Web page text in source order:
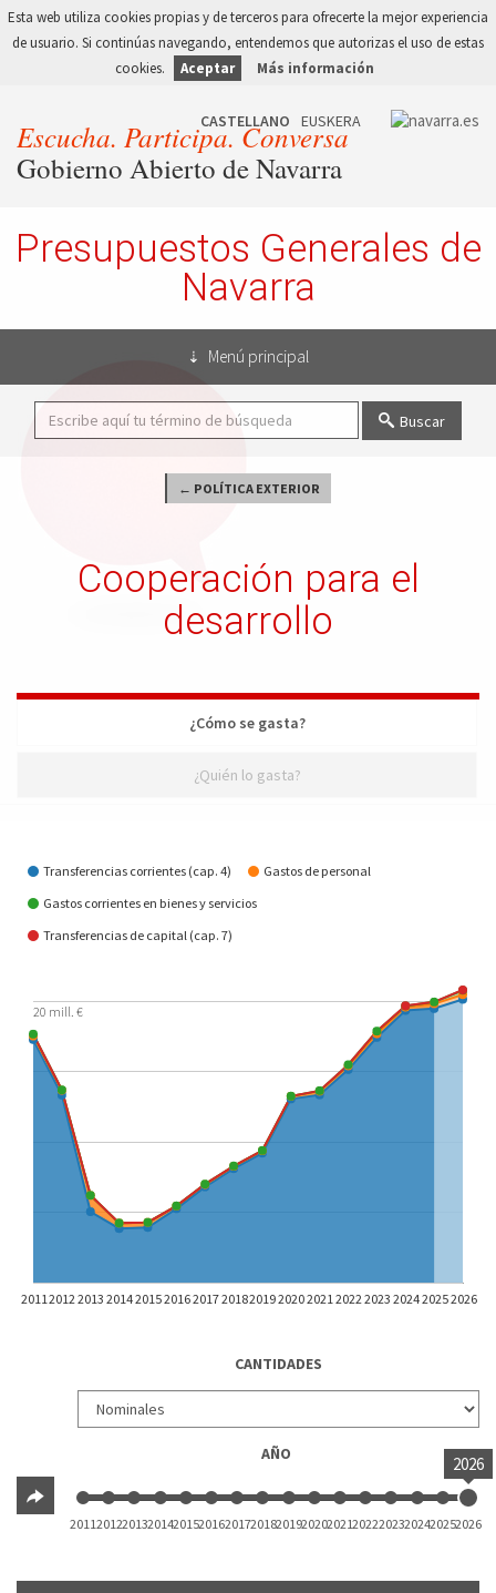
Esta web utiliza cookies propias y de terceros para ofrecerte la mejor experiencia
de usuario. Si continúas navegando, entendemos que autorizas el uso de estas
cookies.
Aceptar Más información
Escucha. Participa. Conversa
Gobierno Abierto de Navarra
Presupuestos Generales de
Navarra
Menú principal
Buscar
← POLÍTICA EXTERIOR
Cooperación para el
desarrollo
¿Cómo se gasta?
¿Quién lo gasta?
¿Cómo se gasta?
Transferencias corrientes (cap. 4)
Gastos de personal
Gastos corrientes en bienes y servicios
Transferencias de capital (cap. 7)
2011 2012 2013 20142015201620172018201920202021 20222023202420252026
20 mill. €
CANTIDADES
AÑO 2026
2011201220132014201520162017201820192020202120222023202420252026